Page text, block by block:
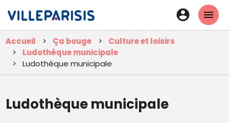
contenu
principal
En-
tête
-
Accueil Ça bouge
Culture et loisirs
Ludothèque municipale
Ludothèque municipale
Ludothèque municipale